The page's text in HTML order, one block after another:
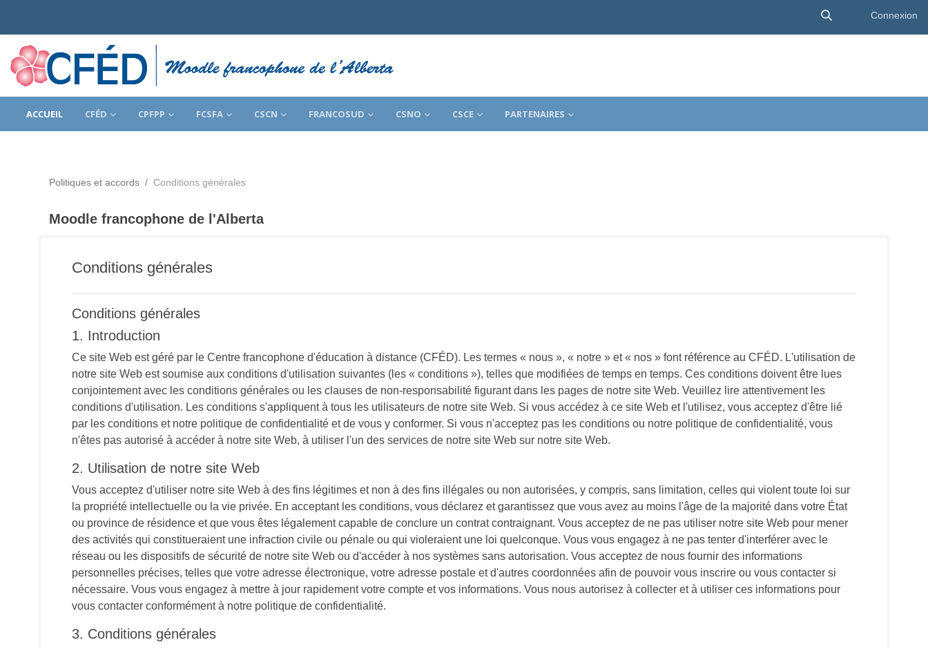
Activer/désactiver
Connexion
ACCUEIL CFÉD CPFPP FCSFA CSCN FRANCOSUD CSNO CSCE PARTENAIRES
Politiques et accords Conditions générales
Moodle francophone de l'Alberta
Conditions générales
Conditions générales
1. Introduction
Ce site Web est géré par le Centre francophone d'éducation à distance (CFÉD). Les termes « nous », « notre » et « nos » font référence au CFÉD. L'utilisation de
notre site Web est soumise aux conditions d'utilisation suivantes (les « conditions »), telles que modifiées de temps en temps. Ces conditions doivent être lues
conjointement avec les conditions générales ou les clauses de non-responsabilité figurant dans les pages de notre site Web. Veuillez lire attentivement les
conditions d'utilisation. Les conditions s'appliquent à tous les utilisateurs de notre site Web. Si vous accédez à ce site Web et l'utilisez, vous acceptez d'être lié
par les conditions et notre politique de confidentialité et de vous y conformer. Si vous n'acceptez pas les conditions ou notre politique de confidentialité, vous
n'êtes pas autorisé à accéder à notre site Web, à utiliser l'un des services de notre site Web sur notre site Web.
2. Utilisation de notre site Web
Vous acceptez d'utiliser notre site Web à des fins légitimes et non à des fins illégales ou non autorisées, y compris, sans limitation, celles qui violent toute loi sur
la propriété intellectuelle ou la vie privée. En acceptant les conditions, vous déclarez et garantissez que vous avez au moins l'âge de la majorité dans votre État
ou province de résidence et que vous êtes légalement capable de conclure un contrat contraignant. Vous acceptez de ne pas utiliser notre site Web pour mener
des activités qui constitueraient une infraction civile ou pénale ou qui violeraient une loi quelconque. Vous vous engagez à ne pas tenter d'interférer avec le
réseau ou les dispositifs de sécurité de notre site Web ou d'accéder à nos systèmes sans autorisation. Vous acceptez de nous fournir des informations
personnelles précises, telles que votre adresse électronique, votre adresse postale et d'autres coordonnées afin de pouvoir vous inscrire ou vous contacter si
nécessaire. Vous vous engagez à mettre à jour rapidement votre compte et vos informations. Vous nous autorisez à collecter et à utiliser ces informations pour
vous contacter conformément à notre politique de confidentialité.
3. Conditions générales